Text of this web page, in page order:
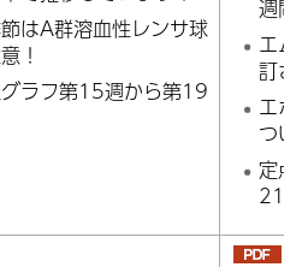
はA群溶血性レンサ球
！
ラフ第15週から第19
週間
エム
訂さ
エボ
つい
定点
21週